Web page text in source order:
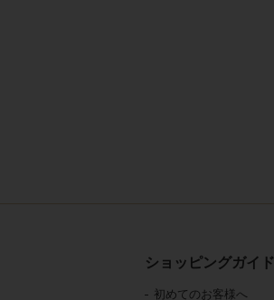
ショッピングガイド
初めてのお客様へ